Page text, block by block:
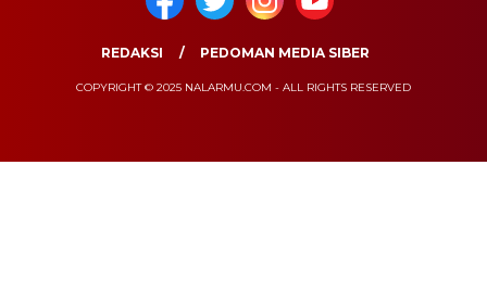
REDAKSI PEDOMAN MEDIA SIBER
COPYRIGHT © 2025 NALARMU.COM - ALL RIGHTS RESERVED